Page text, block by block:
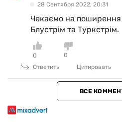
28 Сентября 2022, 20:31
Чекаємо на
Блустрім та Туркстрім.
0
0
Ответить
Цитировать
ВСЕ